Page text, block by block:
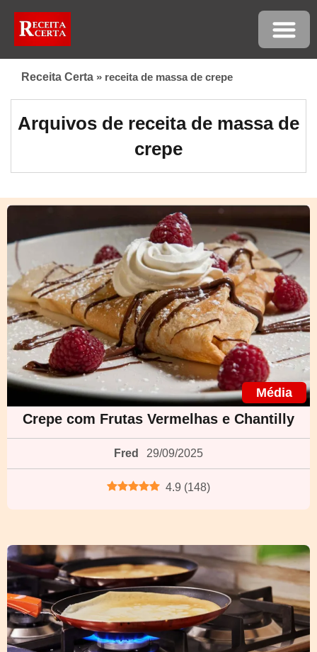
Receita Certa » receita de massa de crepe
Arquivos de receita de massa de
crepe
Média
Crepe com Frutas Vermelhas e Chantilly
Fred 29/09/2025
4.9 (148)